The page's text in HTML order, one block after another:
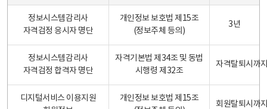
정보시스템감리사
자격검정 응시자 명단
개인정보 보호법 제15조
(정보주체 등의)
3년
정보시스템감리사
자격검정 합격자 명단
자격기본법 제34조 및 동법
시행령 제32조
자격탈퇴시까
디지털서비스 이용지원
개인정보 보호법 제15조
회원탈퇴시까